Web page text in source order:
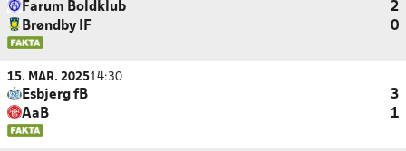
Farum Boldklub
2
Brøndby IF
0
15. MAR. 202514:30
Esbjerg fB
3
AaB
1